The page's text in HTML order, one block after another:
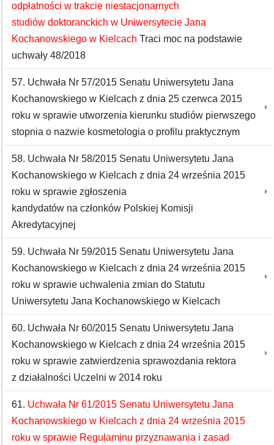
odpłatności w trakcie niestacjonarnych
studiów doktoranckich w Uniwersytecie Jana
Kochanowskiego w Kielcach Traci moc na podstawie
uchwały 48/2018
57. Uchwała Nr 57/2015 Senatu Uniwersytetu Jana
Kochanowskiego w Kielcach z dnia 25 czerwca 2015
roku w sprawie utworzenia kierunku studiów pierwszego
stopnia o nazwie kosmetologia o profilu praktycznym
58. Uchwała Nr 58/2015 Senatu Uniwersytetu Jana
Kochanowskiego w Kielcach z dnia 24 września 2015
roku w sprawie zgłoszenia
kandydatów na członków Polskiej Komisji
Akredytacyjnej
59. Uchwała Nr 59/2015 Senatu Uniwersytetu Jana
Kochanowskiego w Kielcach z dnia 24 września 2015
roku w sprawie uchwalenia zmian do Statutu
Uniwersytetu Jana Kochanowskiego w Kielcach
60. Uchwała Nr 60/2015 Senatu Uniwersytetu Jana
Kochanowskiego w Kielcach z dnia 24 września 2015
roku w sprawie zatwierdzenia sprawozdania rektora
z działalności Uczelni w 2014 roku
61. Uchwała Nr 61/2015 Senatu Uniwersytetu Jana
Kochanowskiego w Kielcach z dnia 24 września 2015
roku w sprawie Regulaminu przyznawania i zasad